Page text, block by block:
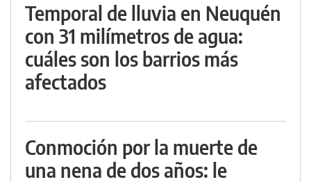
Temporal de lluvia en Neuquén
con 31 milímetros de agua:
cuáles son los barrios más
afectados
Conmoción por la muerte de
una nena de dos años: le